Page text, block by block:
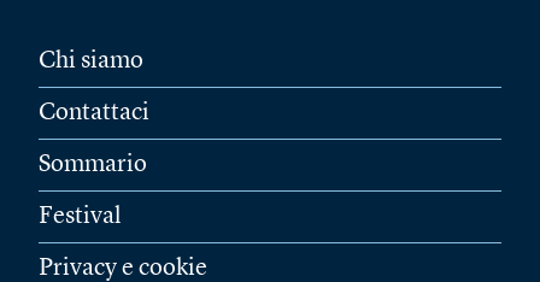
Chi siamo
Contattaci
Sommario
Festival
Privacy e cookie